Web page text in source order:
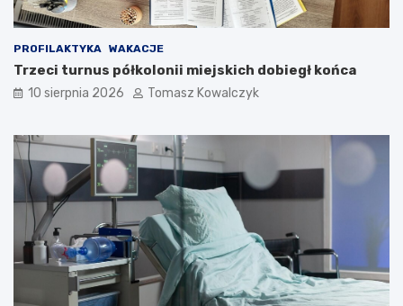
PROFILAKTYKA WAKACJE
Trzeci turnus półkolonii miejskich dobiegł końca
10 sierpnia 2026 Tomasz Kowalczyk